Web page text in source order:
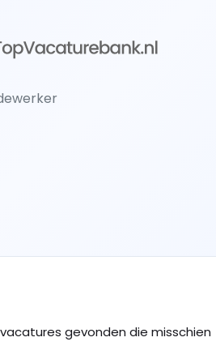
gevonden die misschien